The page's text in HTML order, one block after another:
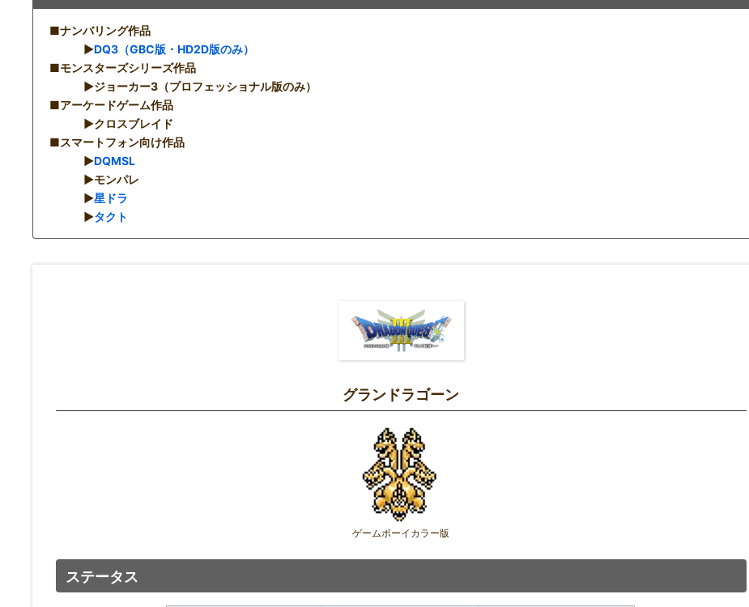
■ナンバリング作品
▶︎DQ3（GBC版・HD2D版のみ）
■モンスターズシリーズ作品
▶︎ジョーカー3（プロフェッショナル版のみ）
■アーケードゲーム作品
▶︎クロスブレイド
■スマートフォン向け作品
▶︎DQMSL
▶︎モンパレ
▶︎星ドラ
▶︎タクト
グランドラゴーン
ゲームボーイカラー版
ステータス